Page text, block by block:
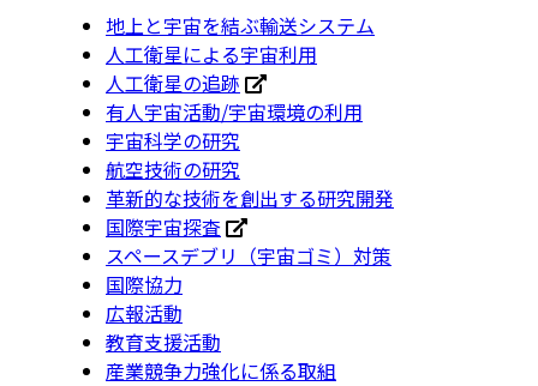
地上と宇宙を結ぶ輸送システム
人工衛星による宇宙利用
人工衛星の追跡
有人宇宙活動/宇宙環境の利用
宇宙科学の研究
航空技術の研究
革新的な技術を創出する研究開発
国際宇宙探査
スペースデブリ（宇宙ゴミ）対策
国際協力
広報活動
教育支援活動
産業競争力強化に係る取組